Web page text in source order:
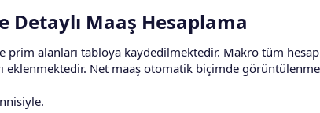
Detaylı Maaş Hesaplama​
prim alanları tabloya kaydedilmektedir. Makro tüm
eklenmektedir. Net maaş otomatik biçimde